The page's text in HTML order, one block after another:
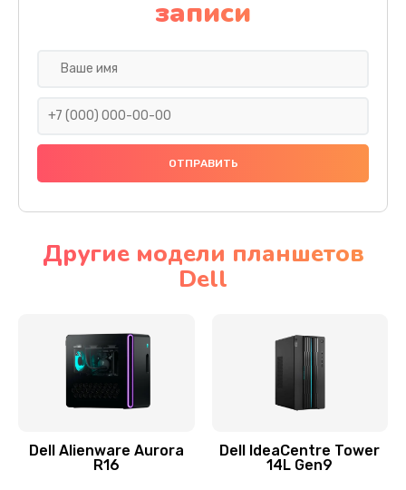
Заказать
Замена жесткого диска
Ремонт цепей питания
Замена видеокарты
Ремонт разъема питания
Заказать
записи
Другие модели планшетов
Dell
Dell Alienware Aurora
R16
Dell IdeaCentre Tower
14L Gen9